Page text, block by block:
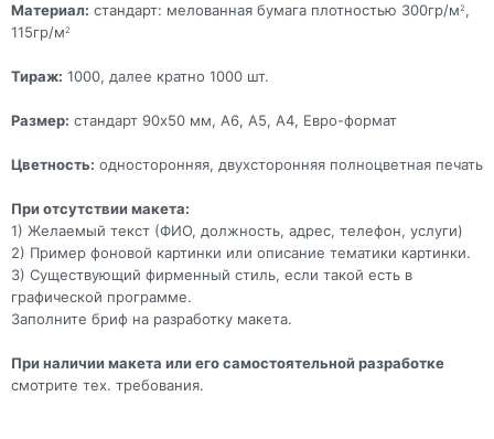
Материал: стандарт: мелованная бумага плотностью 300гр/м2 ,
115гр/м2
Тираж: 1000, далее кратно 1000 шт.
Размер: стандарт 90x50 мм, А6, А5, А4, Евро-формат
Цветность: односторонняя, двухсторонняя полноцветная печать
При отсутствии макета:
1) Желаемый текст (ФИО, должность, адрес, телефон, услуги)
2) Пример фоновой картинки или описание тематики картинки.
3) Существующий фирменный стиль, если такой есть в
графической программе.
Заполните бриф на разработку макета.
При наличии макета или его самостоятельной разработке
смотрите тех. требования.